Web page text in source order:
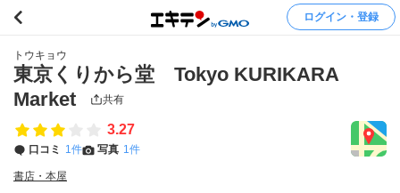
ログイン・登録
トウキョウ
東京くりから堂 Tokyo KURIKARA
Market
共有
3.27
口コミ 1件 写真 1件
書店・本屋